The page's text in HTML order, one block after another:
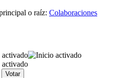
o raíz: Colaboraciones